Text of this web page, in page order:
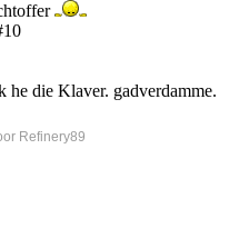
he die Klaver. gadverdamme.
Refinery89